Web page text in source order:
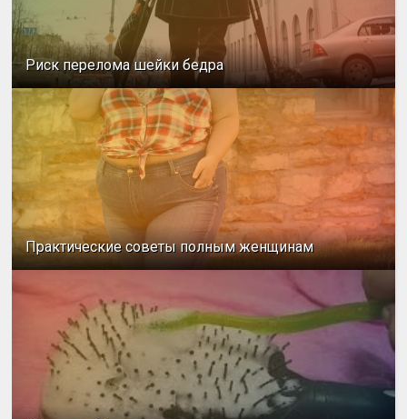
Риск перелома шейки бедра
Практические советы полным женщинам